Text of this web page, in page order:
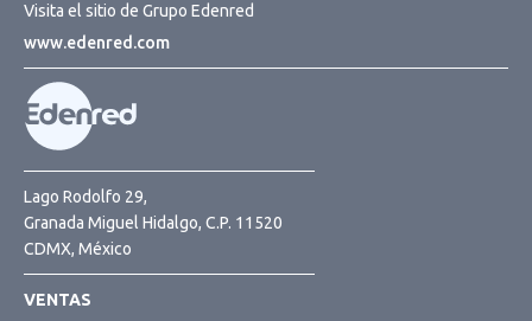
Visita el sitio de Grupo Edenred
www.edenred.com
Lago Rodolfo 29,
Granada Miguel Hidalgo, C.P. 11520
CDMX, México
VENTAS